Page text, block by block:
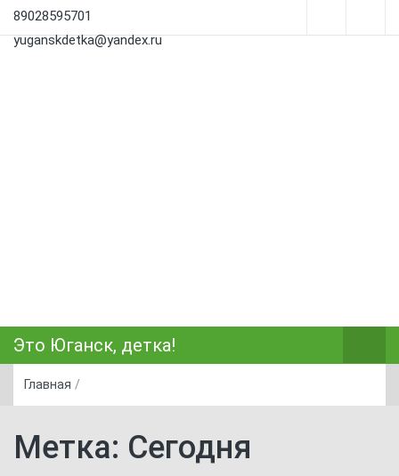
89028595701
yuganskdetka@yandex.ru
Это Юганск, детка!
Главная /
Метка: Сегодня